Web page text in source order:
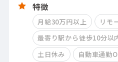
特徴
月給30万円以上
リモ
最寄り駅から徒歩10分以
土日休み
自動車通勤